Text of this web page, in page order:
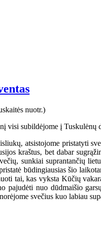
visi subildėjome į
atsistojome pristatyti
kraštus, bet dabar
sunkiai suprantančių
būdingiausias šio
tai, kas vyksta Kūčių
pajudėti nuo dūdmaišio
svečius kuo labiau